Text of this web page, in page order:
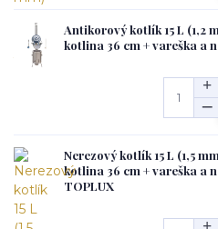
Antikorový kotlík 15 L (1,2
kotlina 36 cm + vareška a
Nerezový kotlík 15 L (1,5
kotlina 36 cm + vareška a
TOPLUX